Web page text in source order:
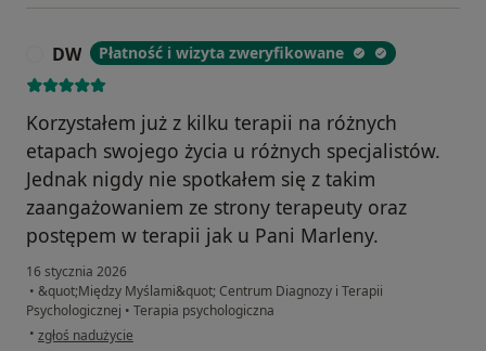
DW Płatność i wizyta zweryfikowane
Korzystałem już z kilku terapii na różnych
etapach swojego życia u różnych specjalistów.
Jednak nigdy nie spotkałem się z takim
zaangażowaniem ze strony terapeuty oraz
postępem w terapii jak u Pani Marleny.
16 stycznia 2026
• &quot;Między Myślami&quot; Centrum Diagnozy i Terapii
Psychologicznej • Terapia psychologiczna
• w opinii użytkownika DW
zgłoś nadużycie